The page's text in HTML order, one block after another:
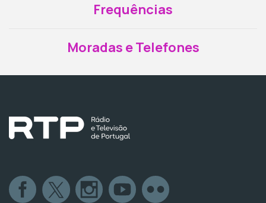
Frequências
Moradas e Telefones